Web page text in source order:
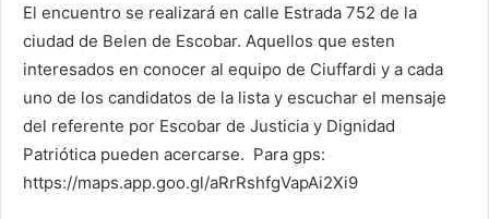
El encuentro se realizará en calle Estrada 752 de la
ciudad de Belen de Escobar. Aquellos que esten
interesados en conocer al equipo de Ciuffardi y a cada
uno de los candidatos de la lista y escuchar el mensaje
del referente por Escobar de Justicia y Dignidad
Patriótica pueden acercarse. Para gps:
https://maps.app.goo.gl/aRrRshfgVapAi2Xi9